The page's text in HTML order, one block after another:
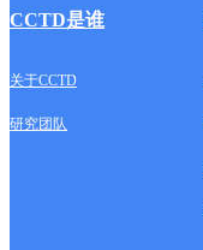
CCTD是谁
关于CCTD
研究团队